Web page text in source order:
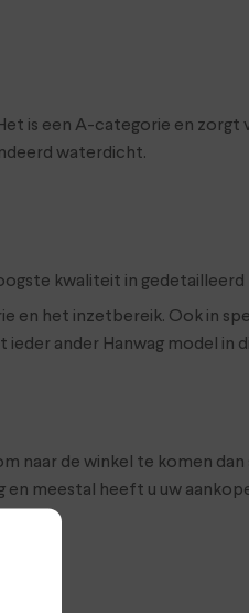
is een A-categorie en zorgt
waterdicht.
kwaliteit in
en het inzetbereik. Ook in
ieder ander Hanwag model in
naar de winkel te komen dan
meestal heeft u uw